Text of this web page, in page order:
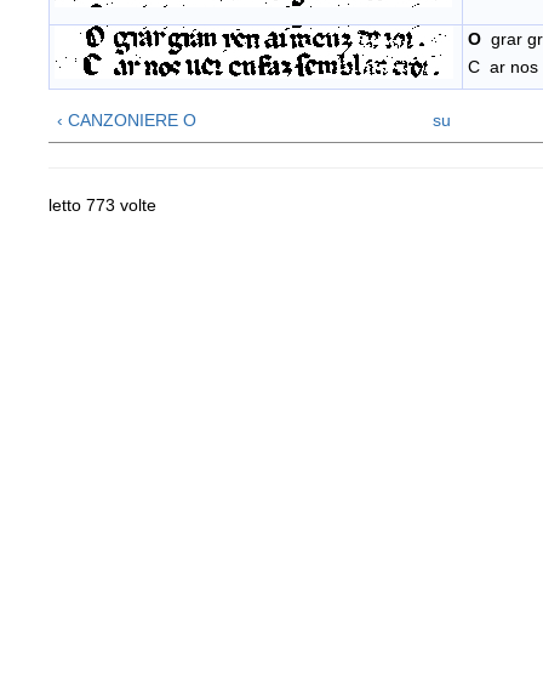
O grar
C ar nos
‹ CANZONIERE O su
letto 773 volte